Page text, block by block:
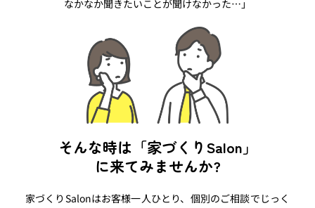
なかなか聞きたいことが聞けなかった…」
そんな時は「家づくりSalon」
に来てみませんか?
家づくりSalonはお客様一人ひとり、個別のご相談でじっく